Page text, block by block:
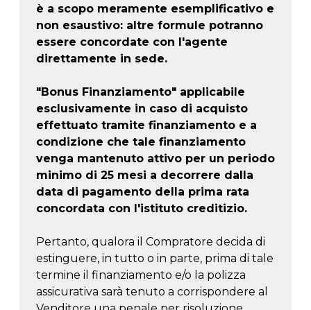
è a scopo meramente esemplificativo e
non esaustivo: altre formule potranno
essere concordate con l'agente
direttamente in sede.
"Bonus Finanziamento" applicabile
esclusivamente in caso di acquisto
effettuato tramite finanziamento e a
condizione che tale finanziamento
venga mantenuto attivo per un periodo
minimo di 25 mesi a decorrere dalla
data di pagamento della prima rata
concordata con l'istituto creditizio.
Pertanto, qualora il Compratore decida di
estinguere, in tutto o in parte, prima di tale
termine il finanziamento e/o la polizza
assicurativa sarà tenuto a corrispondere al